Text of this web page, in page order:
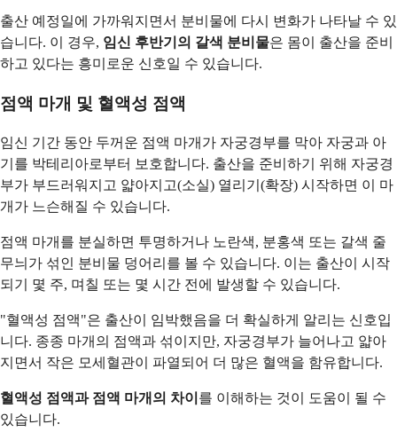
출산 예정일에 가까워지면서 분비물에 다시 변화가 나타날 수 있
습니다. 이 경우, 임신 후반기의 갈색 분비물은 몸이 출산을 준비
하고 있다는 흥미로운 신호일 수 있습니다.
점액 마개 및 혈액성 점액
임신 기간 동안 두꺼운 점액 마개가 자궁경부를 막아 자궁과 아
기를 박테리아로부터 보호합니다. 출산을 준비하기 위해 자궁경
부가 부드러워지고 얇아지고(소실) 열리기(확장) 시작하면 이 마
개가 느슨해질 수 있습니다.
점액 마개를 분실하면 투명하거나 노란색, 분홍색 또는 갈색 줄
무늬가 섞인 분비물 덩어리를 볼 수 있습니다. 이는 출산이 시작
되기 몇 주, 며칠 또는 몇 시간 전에 발생할 수 있습니다.
"혈액성 점액"은 출산이 임박했음을 더 확실하게 알리는 신호입
니다. 종종 마개의 점액과 섞이지만, 자궁경부가 늘어나고 얇아
지면서 작은 모세혈관이 파열되어 더 많은 혈액을 함유합니다.
혈액성 점액과 점액 마개의 차이 를 이해하는 것이 도움이 될 수
있습니다.